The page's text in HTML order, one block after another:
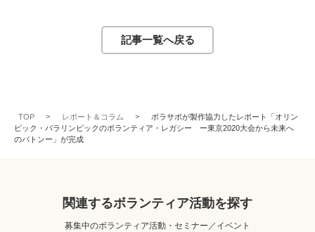
記事一覧へ戻る
TOP レポート＆コラム
ボラサポが製作協力したレポート「オリン
ピック・パラリンピックのボランティア・レガシー ー東京2020大会から未来へ
のバトンー」が完成
関連するボランティア活動を探す
募集中のボランティア活動・セミナー／イベント